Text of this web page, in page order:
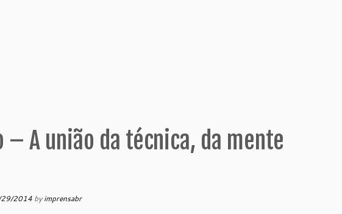
– A união da técnica, da mente
2014 byimprensabr